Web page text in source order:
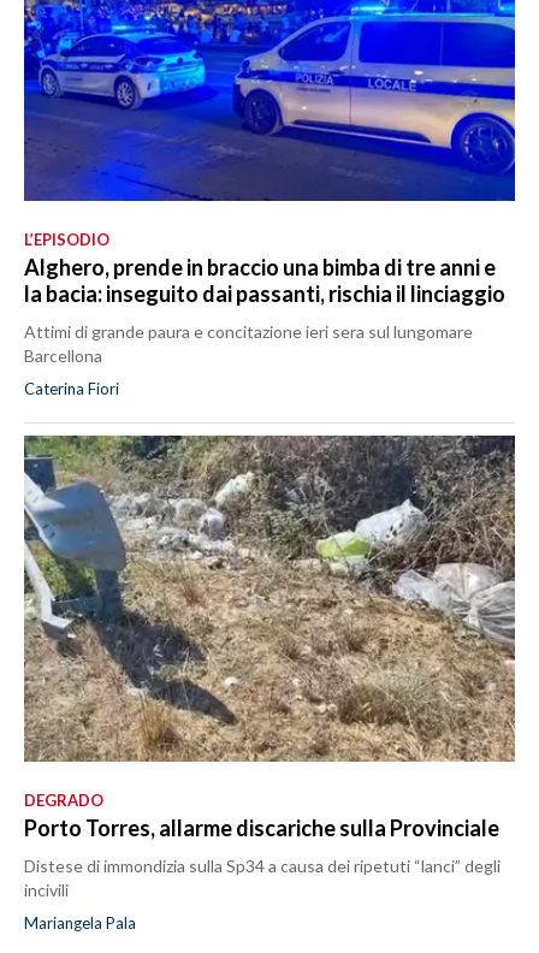
L’EPISODIO
Alghero, prende in braccio una bimba di tre anni e
la bacia: inseguito dai passanti, rischia il linciaggio
Attimi di grande paura e concitazione ieri sera sul lungomare
Barcellona
Caterina Fiori
DEGRADO
Porto Torres, allarme discariche sulla Provinciale
Distese di immondizia sulla Sp34 a causa dei ripetuti “lanci” degli
incivili
Mariangela Pala